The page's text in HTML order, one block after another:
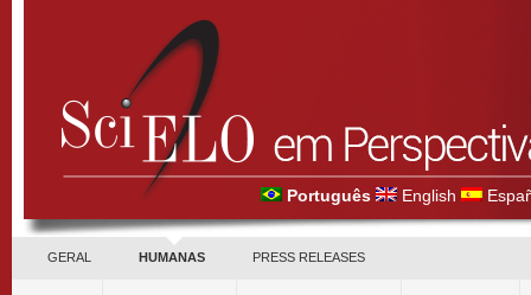
Português English
GERAL HUMANAS PRESS RELEASES